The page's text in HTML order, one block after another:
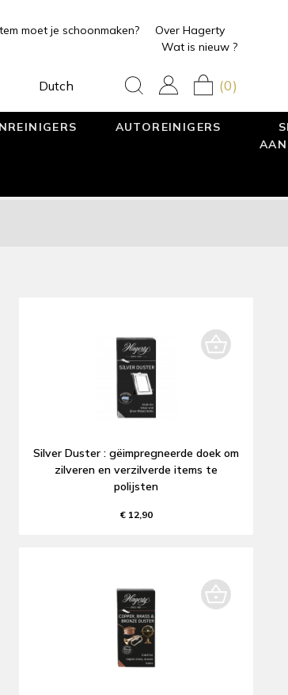
moet je schoonmaken?
Over Hagerty
Wat is nieuw ?
Dutch (0)
AUTOREINIGERS
Silver Duster : gëimpregneerde doek om
zilveren en verzilverde items te
polijsten
€ 12,90